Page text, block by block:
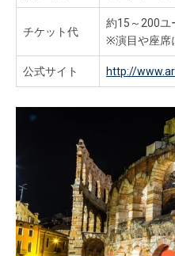
チケット代
約15～200ユ
※演目や座席
公式サイト http://